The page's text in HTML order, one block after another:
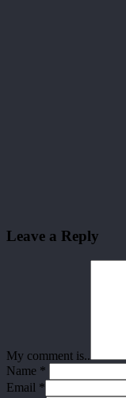
Leave a Reply
My comment is..
Name *
Email *